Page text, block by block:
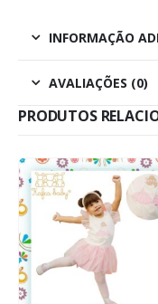
INFORMAÇÃO
AVALIAÇÕES (0)
PRODUTOS